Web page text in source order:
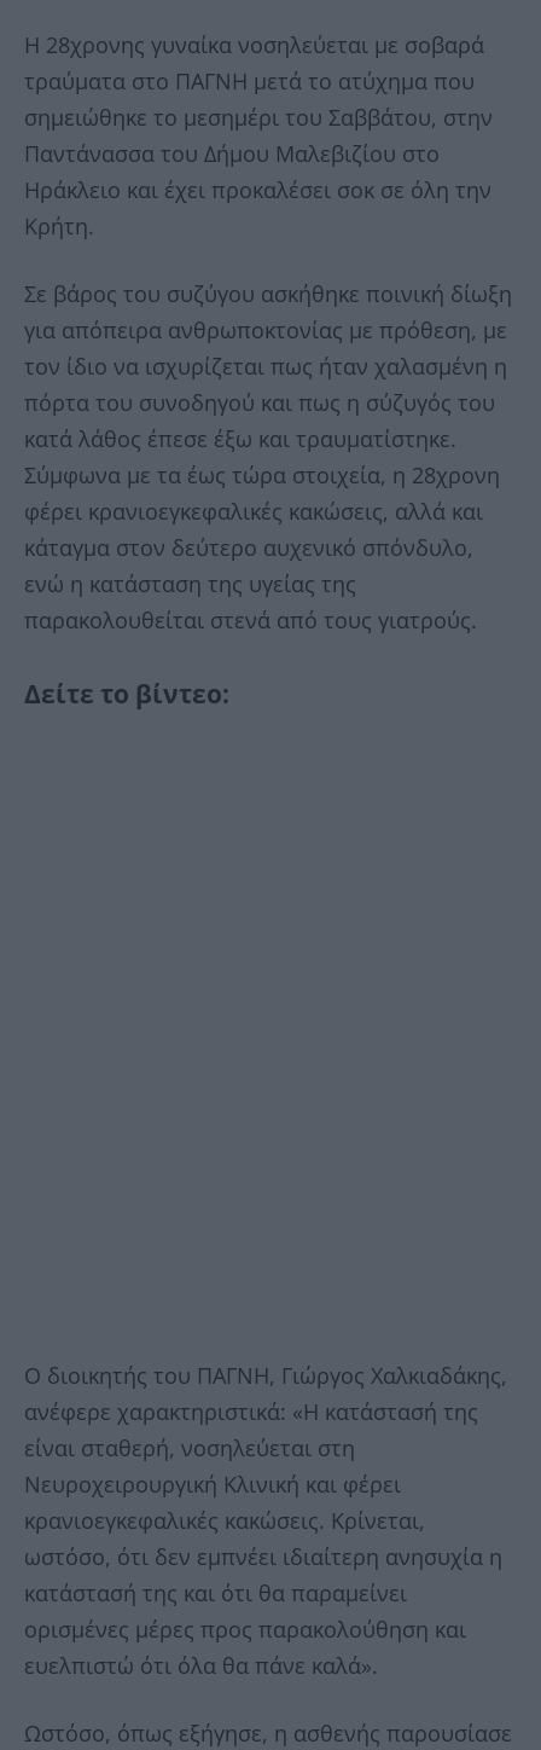
Η 28χρονης γυναίκα νοσηλεύεται με σοβαρά
τραύματα στο ΠΑΓΝΗ μετά το ατύχημα που
σημειώθηκε το μεσημέρι του Σαββάτου, στην
Παντάνασσα του Δήμου Μαλεβιζίου στο
Ηράκλειο και έχει προκαλέσει σοκ σε όλη την
Κρήτη.
Σε βάρος του συζύγου ασκήθηκε ποινική δίωξη
για απόπειρα ανθρωποκτονίας με πρόθεση, με
τον ίδιο να ισχυρίζεται πως ήταν χαλασμένη η
πόρτα του συνοδηγού και πως η σύζυγός του
κατά λάθος έπεσε έξω και τραυματίστηκε.
Σύμφωνα με τα έως τώρα στοιχεία, η 28χρονη
φέρει κρανιοεγκεφαλικές κακώσεις, αλλά και
κάταγμα στον δεύτερο αυχενικό σπόνδυλο,
ενώ η κατάσταση της υγείας της
παρακολουθείται στενά από τους γιατρούς.
Δείτε το βίντεο:
Ο διοικητής του ΠΑΓΝΗ, Γιώργος Χαλκιαδάκης,
ανέφερε χαρακτηριστικά: «Η κατάστασή της
είναι σταθερή, νοσηλεύεται στη
Νευροχειρουργική Κλινική και φέρει
κρανιοεγκεφαλικές κακώσεις. Κρίνεται,
ωστόσο, ότι δεν εμπνέει ιδιαίτερη ανησυχία η
κατάστασή της και ότι θα παραμείνει
ορισμένες μέρες προς παρακολούθηση και
ευελπιστώ ότι όλα θα πάνε καλά».
Ωστόσο, όπως εξήγησε, η ασθενής παρουσίασε